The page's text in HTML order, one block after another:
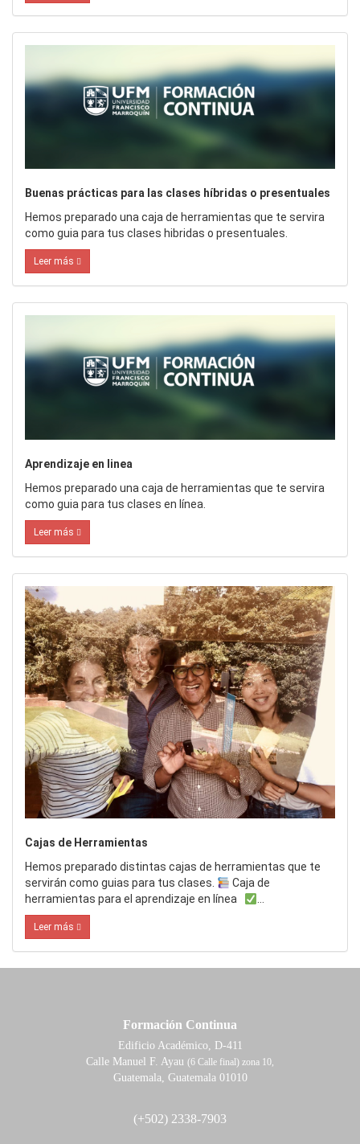
Buenas prácticas para las clases híbridas o presentuales
Hemos preparado una caja de herramientas que te servira
como guia para tus clases hibridas o presentuales.
Leer más
Aprendizaje en linea
Hemos preparado una caja de herramientas que te servira
como guia para tus clases en línea.
Leer más
Cajas de Herramientas
Hemos preparado distintas cajas de herramientas que te
servirán como guias para tus clases.
Caja de
herramientas para el aprendizaje en línea
…
Leer más
Formación Continua
Edificio Académico, D-411
Calle Manuel F. Ayau (6 Calle final) zona 10,
Guatemala, Guatemala 01010
(+502) 2338-7903